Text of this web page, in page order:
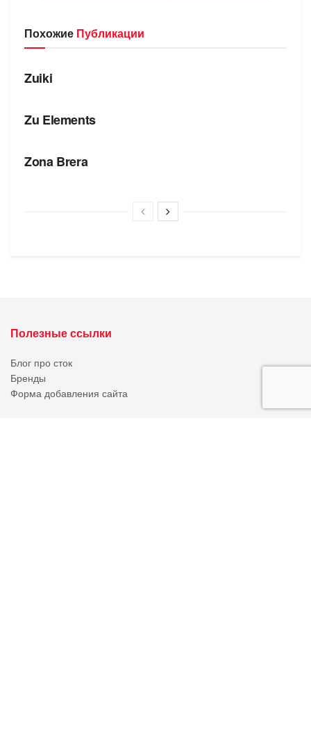
Похожие Публикации
БРЕНДЫ
Zuiki
Zu Elements
Zona Brera
Полезные ссылки
Блог про сток
Бренды
Форма добавления сайта